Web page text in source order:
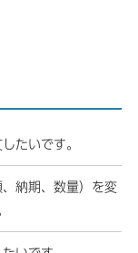
たいです。
納期、数量）を変